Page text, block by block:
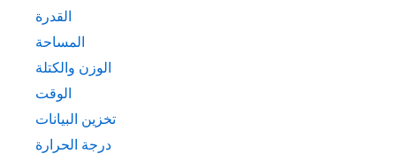
القدرة
المساحة
الوزن والكتلة
الوقت
تخزين البيانات
درجة الحرارة